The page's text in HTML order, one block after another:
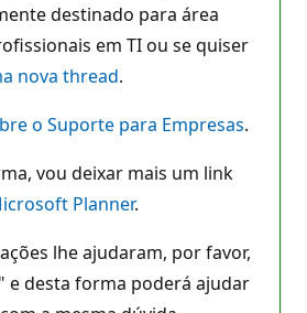
destinado para área
em TI ou se quiser
nova thread.
o Suporte para Empresas.
vou deixar mais um link
Planner.
lhe ajudaram, por favor,
" e desta forma poderá ajudar